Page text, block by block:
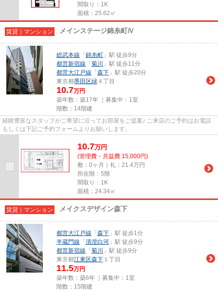
間取り：1K
面積：25.62㎡
賃貸｜マンション メインステージ錦糸町Ⅳ
総武本線 「 錦糸町 」駅 徒歩9分
都営新宿線 「 菊川
」駅 徒歩11分
都営大江戸線 「 森下 」駅 徒歩20分
東京都墨田区緑 ４丁目
10.7万円
築年数：築17年 ｜募集中： 1室
階数：14階建
経験豊富なスタッフがご希望に沿ってお部屋をご提案♪ ご来店のご予約はお電話
もしくは下記ご予約フォームよりお願いします。
10.7万円
(管理費・共益費 15,000円)
敷：0ヶ月｜礼：21.4万円
所在階：5階
間取り：1K
面積：24.34㎡
賃貸｜マンション メイクスデザイン森下
都営大江戸線 「 森下 」駅 徒歩1分
半蔵門線 「 清澄白河 」駅 徒歩9分
都営新宿線 「 菊川
」駅 徒歩9分
東京都江東区森下 １丁目
11.5万円
築年数：築6年 ｜募集中： 1室
階数：15階建